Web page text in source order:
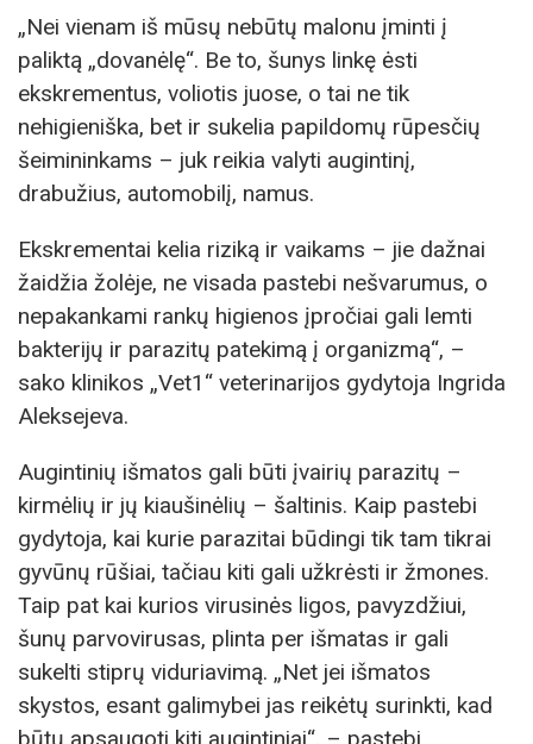
„Nei vienam iš mūsų nebūtų malonu įminti į
paliktą „dovanėlę“. Be to, šunys linkę ėsti
ekskrementus, voliotis juose, o tai ne tik
nehigieniška, bet ir sukelia papildomų rūpesčių
šeimininkams – juk reikia valyti augintinį,
drabužius, automobilį, namus.
Ekskrementai kelia riziką ir vaikams – jie dažnai
žaidžia žolėje, ne visada pastebi nešvarumus, o
nepakankami rankų higienos įpročiai gali lemti
bakterijų ir parazitų patekimą į organizmą“, –
sako klinikos „Vet1“ veterinarijos gydytoja Ingrida
Aleksejeva.
Augintinių išmatos gali būti įvairių parazitų –
kirmėlių ir jų kiaušinėlių – šaltinis. Kaip pastebi
gydytoja, kai kurie parazitai būdingi tik tam tikrai
gyvūnų rūšiai, tačiau kiti gali užkrėsti ir žmones.
Taip pat kai kurios virusinės ligos, pavyzdžiui,
šunų parvovirusas, plinta per išmatas ir gali
sukelti stiprų viduriavimą. „Net jei išmatos
skystos, esant galimybei jas reikėtų surinkti, kad